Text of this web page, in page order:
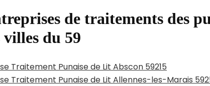
de traitements des
villes du 59
Traitement Punaise de Lit Abscon 59215
Traitement Punaise de Lit Allennes-les-Marais